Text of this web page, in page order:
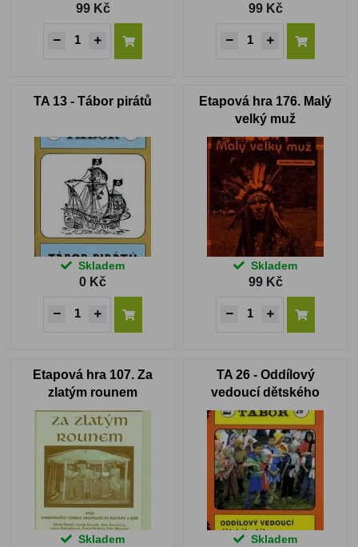
99 Kč 99 Kč
TA 13 - Tábor pirátů
Skladem
0 Kč
Etapová hra 176. Malý
velký muž
Skladem
99 Kč
Etapová hra 107. Za
zlatým rounem
Skladem
TA 26 - Oddílový
vedoucí dětského
tábora
Skladem